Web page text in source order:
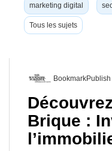
marketing digital
Tous les sujets
BookmarkPublish
Brique :